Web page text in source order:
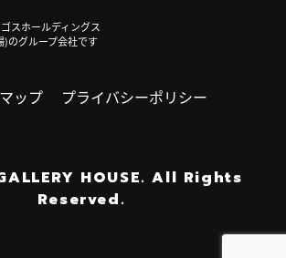
スホールディングス
)のグループ会社です
ップ プライバシーポリシー
HOUSE. All Rights
Reserved.